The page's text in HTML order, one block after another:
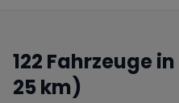
Mercedes
122 Fahrzeuge in
25 km)